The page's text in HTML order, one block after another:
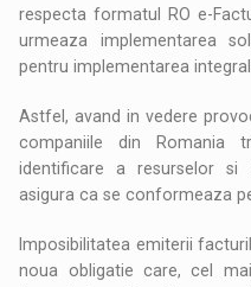
respecta formatul RO e-
urmeaza implementarea
pentru implementarea
Astfel, avand in vedere
companiile din Romania
identificare a resurselor
asigura ca se conformeaza
Imposibilitatea emiterii
noua obligatie care, cel